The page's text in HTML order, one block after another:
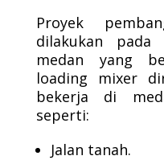
Proyek
dilakukan pada
medan yang
loading mixer
bekerja di
seperti:
Jalan tanah.